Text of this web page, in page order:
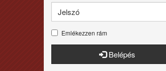
Emlékezzen rám
Belépés